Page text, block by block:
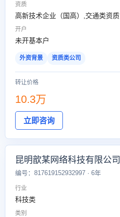
资质
高新技术企业（国高）,交通类资质
开户
未开基本户
外资背景 资质类公司
转让价格
10.3万
立即咨询
昆明歆某网络科技有限公司
编号：817619152932997 · 6年
行业
科技类
类别